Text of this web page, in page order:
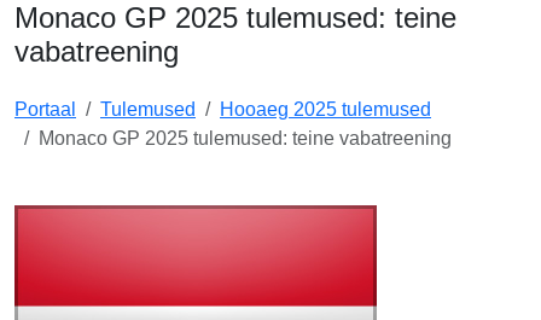
Monaco GP 2025 tulemused: teine
vabatreening
Portaal Tulemused
Hooaeg 2025 tulemused
Monaco GP 2025 tulemused: teine vabatreening